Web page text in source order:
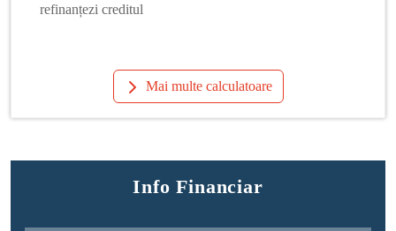
refinanțezi creditul
Mai multe calculatoare
Info Financiar